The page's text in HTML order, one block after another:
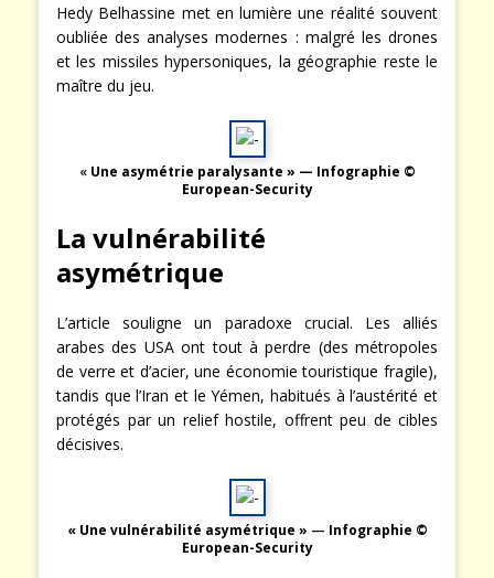
Hedy Belhassine met en lumière une réalité souvent
oubliée des analyses modernes : malgré les drones
et les missiles hypersoniques, la géographie reste le
maître du jeu.
« Une asymétrie paralysante » — Infographie ©
European-Security
La vulnérabilité
asymétrique
L’article souligne un paradoxe crucial. Les alliés
arabes des USA ont tout à perdre (des métropoles
de verre et d’acier, une économie touristique fragile),
tandis que l’Iran et le Yémen, habitués à l’austérité et
protégés par un relief hostile, offrent peu de cibles
décisives.
« Une vulnérabilité asymétrique » — Infographie ©
European-Security